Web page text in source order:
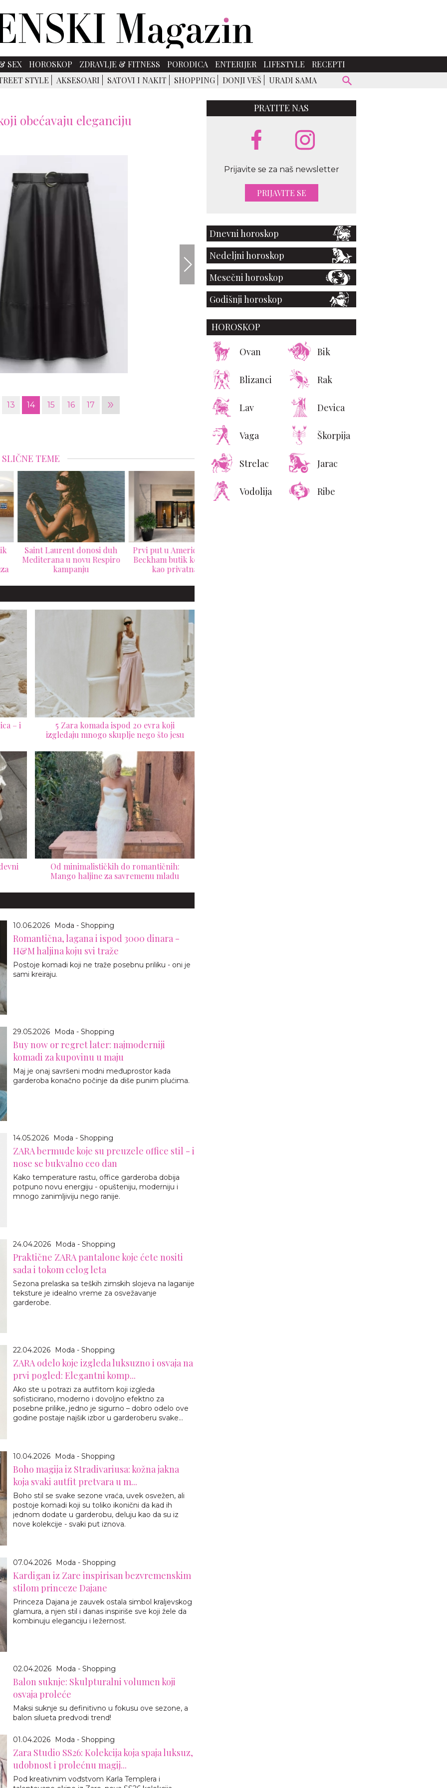
SEX HOROSKOP ZDRAVLJE & FITNESS PORODICA ENTERIJER LIFESTYLE
RECEPTI
STYLE AKSESOARI SATOVI I NAKIT SHOPPING DONJI VEŠ URADI SAMA
obećavaju eleganciju
13 14 15 16 17 »
SLIČNE TEME
Laurent donosi duh
u novu Respiro
Prvi put u Americi: Victoria
Beckham butik koji izgleda
kao privatna vila
– i
5 Zara komada ispod 20 evra koji
izgledaju mnogo skuplje nego što jesu
Od minimalističkih do romantičnih:
Mango haljine za savremenu mladu
10.06.2026 Moda - Shopping
Romantična, lagana i ispod 3000 dinara -
H&M haljina koju svi traže
Postoje komadi koji ne traže posebnu priliku - oni je
sami kreiraju.
29.05.2026 Moda - Shopping
Buy now or regret later: najmoderniji
komadi za kupovinu u maju
Maj je onaj savršeni modni međuprostor kada
garderoba konačno počinje da diše punim plućima.
14.05.2026 Moda - Shopping
ZARA bermude koje su preuzele office stil - i
nose se bukvalno ceo dan
Kako temperature rastu, office garderoba dobija
potpuno novu energiju - opušteniju, moderniju i
mnogo zanimljiviju nego ranije.
24.04.2026 Moda - Shopping
Praktične ZARA pantalone koje ćete nositi
sada i tokom celog leta
Sezona prelaska sa teških zimskih slojeva na laganije
teksture je idealno vreme za osvežavanje
garderobe.
22.04.2026 Moda - Shopping
ZARA odelo koje izgleda luksuzno i osvaja na
prvi pogled: Elegantni komp...
Ako ste u potrazi za autfitom koji izgleda
sofisticirano, moderno i dovoljno efektno za
posebne prilike, jedno je sigurno – dobro odelo ove
godine postaje najšik izbor u garderoberu svake...
10.04.2026 Moda - Shopping
Boho magija iz Stradivariusa: kožna jakna
koja svaki autfit pretvara u m...
Boho stil se svake sezone vraća, uvek osvežen, ali
postoje komadi koji su toliko ikonični da kad ih
jednom dodate u garderobu, deluju kao da su iz
nove kolekcije - svaki put iznova.
07.04.2026 Moda - Shopping
Kardigan iz Zare inspirisan bezvremenskim
stilom princeze Dajane
Princeza Dajana je zauvek ostala simbol kraljevskog
glamura, a njen stil i danas inspiriše sve koji žele da
kombinuju eleganciju i ležernost.
02.04.2026 Moda - Shopping
Balon suknje: Skulpturalni volumen koji
osvaja proleće
Maksi suknje su definitivno u fokusu ove sezone, a
balon silueta predvodi trend!
01.04.2026 Moda - Shopping
Zara Studio SS26: Kolekcija koja spaja luksuz,
udobnost i prolećnu magij...
Pod kreativnim vođstvom Karla Templera i
PRATITE NAS
Prijavite se za naš newsletter
PRIJAVITE SE
Dnevni horoskop
Nedeljni horoskop
Mesečni horoskop
Godišnji horoskop
HOROSKOP
Ovan Bik
Blizanci Rak
Lav Devica
Vaga Škorpija
Strelac Jarac
Vodolija Ribe